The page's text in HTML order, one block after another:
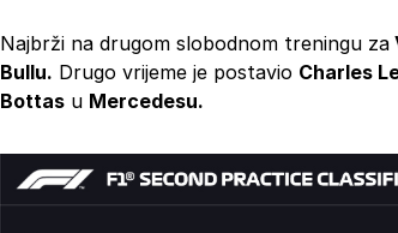
Najbrži na drugom slobodnom treningu za
Bullu. Drugo vrijeme je postavio Charles
Bottas u Mercedesu.